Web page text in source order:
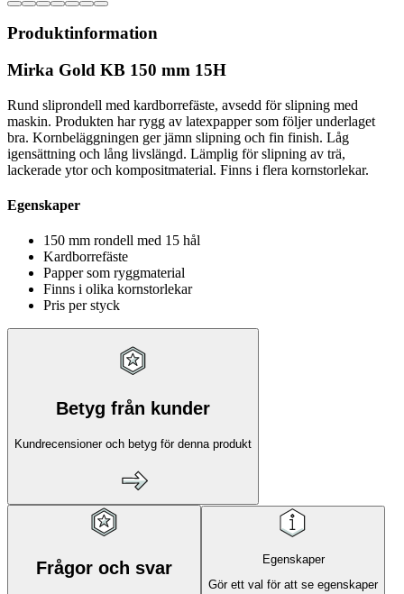
Produktinformation
Mirka Gold KB 150 mm 15H
Rund sliprondell med kardborrefäste, avsedd för slipning med
maskin. Produkten har rygg av latexpapper som följer underlaget
bra. Kornbeläggningen ger jämn slipning och fin finish. Låg
igensättning och lång livslängd. Lämplig för slipning av trä,
lackerade ytor och kompositmaterial. Finns i flera kornstorlekar.
Egenskaper
150 mm rondell med 15 hål
Kardborrefäste
Papper som ryggmaterial
Finns i olika kornstorlekar
Pris per styck
Betyg från kunder
Kundrecensioner och betyg för denna produkt
Frågor och svar
Egenskaper
Gör ett val för att se egenskaper